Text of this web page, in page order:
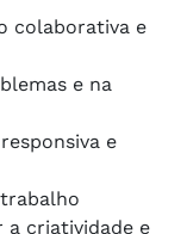
colaborativa e
e na
e
a criatividade e